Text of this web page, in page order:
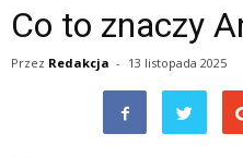
Co to znaczy
Przez Redakcja - 13 listopada 2025